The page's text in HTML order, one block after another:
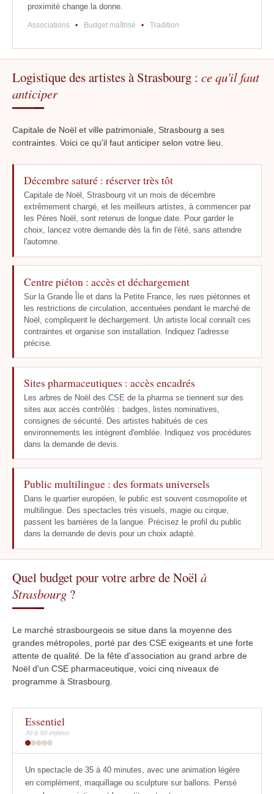
proximité change la donne.
Associations • Budget maîtrisé • Tradition
Logistique des artistes à Strasbourg : ce qu'il faut
anticiper
Capitale de Noël et ville patrimoniale, Strasbourg a ses
contraintes. Voici ce qu'il faut anticiper selon votre lieu.
Décembre saturé : réserver très tôt
Capitale de Noël, Strasbourg vit un mois de décembre
extrêmement chargé, et les meilleurs artistes, à commencer par
les Pères Noël, sont retenus de longue date. Pour garder le
choix, lancez votre demande dès la fin de l'été, sans attendre
l'automne.
Centre piéton : accès et déchargement
Sur la Grande Île et dans la Petite France, les rues piétonnes et
les restrictions de circulation, accentuées pendant le marché de
Noël, compliquent le déchargement. Un artiste local connaît ces
contraintes et organise son installation. Indiquez l'adresse
précise.
Sites pharmaceutiques : accès encadrés
Les arbres de Noël des CSE de la pharma se tiennent sur des
sites aux accès contrôlés : badges, listes nominatives,
consignes de sécurité. Des artistes habitués de ces
environnements les intègrent d'emblée. Indiquez vos procédures
dans la demande de devis.
Public multilingue : des formats universels
Dans le quartier européen, le public est souvent cosmopolite et
multilingue. Des spectacles très visuels, magie ou cirque,
passent les barrières de la langue. Précisez le profil du public
dans la demande de devis pour un choix adapté.
Quel budget pour votre arbre de Noëlà
Strasbourg ?
Le marché strasbourgeois se situe dans la moyenne des
grandes métropoles, porté par des CSE exigeants et une forte
attente de qualité. De la fête d'association au grand arbre de
Noël d'un CSE pharmaceutique, voici cinq niveaux de
programme à Strasbourg.
Essentiel
30 à 80 enfants
Un spectacle de 35 à 40 minutes, avec une animation légère
en complément, maquillage ou sculpture sur ballons. Pensé